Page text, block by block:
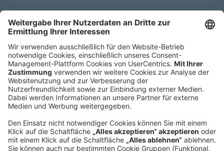
Hauptsitz
Roland Berger GmbH
Sederanger 1
80538 München
Deutschland
Fax:
+49 89 9230-8202
Mail:
Senden Sie eine Nachricht